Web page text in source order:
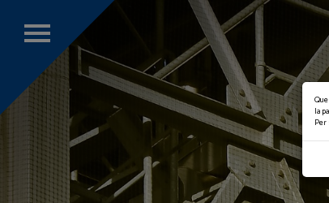
Duccini & Monti
Home
Chi siamo
Taglio Waterjet
Impiantistica Industriale
Carpenteria Metallica
la
Per